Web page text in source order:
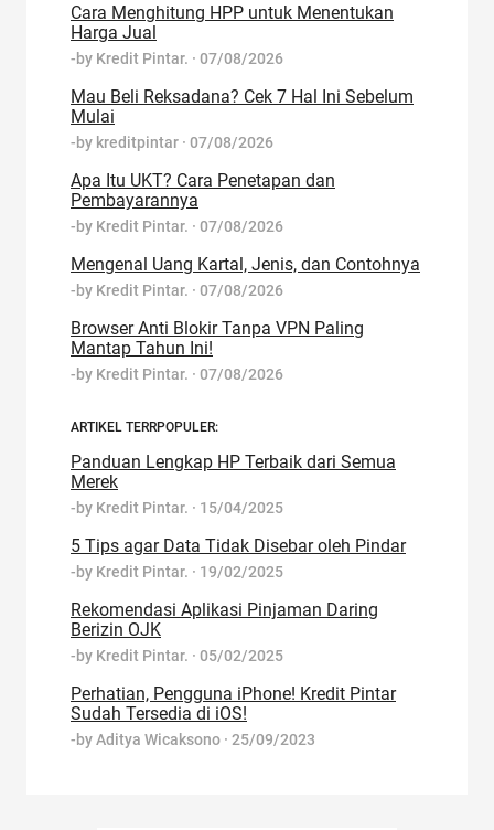
Cara Menghitung HPP untuk Menentukan
Harga Jual
-by Kredit Pintar. · 07/08/2026
Mau Beli Reksadana? Cek 7 Hal Ini Sebelum
Mulai
-by kreditpintar · 07/08/2026
Apa Itu UKT? Cara Penetapan dan
Pembayarannya
-by Kredit Pintar. · 07/08/2026
Mengenal Uang Kartal, Jenis, dan Contohnya
-by Kredit Pintar. · 07/08/2026
Browser Anti Blokir Tanpa VPN Paling
Mantap Tahun Ini!
-by Kredit Pintar. · 07/08/2026
ARTIKEL TERRPOPULER:
Panduan Lengkap HP Terbaik dari Semua
Merek
-by Kredit Pintar. · 15/04/2025
5 Tips agar Data Tidak Disebar oleh Pindar
-by Kredit Pintar. · 19/02/2025
Rekomendasi Aplikasi Pinjaman Daring
Berizin OJK
-by Kredit Pintar. · 05/02/2025
Perhatian, Pengguna iPhone! Kredit Pintar
Sudah Tersedia di iOS!
-byAditya Wicaksono · 25/09/2023